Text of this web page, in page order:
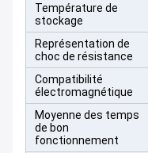
Température de
stockage
Représentation de
choc de résistance
Compatibilité
électromagnétique
Moyenne des temps
de bon
fonctionnement